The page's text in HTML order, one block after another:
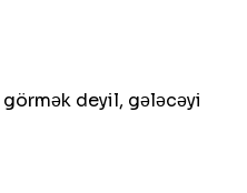
deyil, gələcəyi